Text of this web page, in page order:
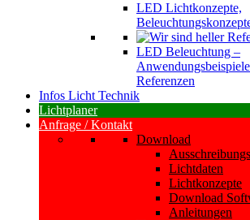
LED Lichtkonzepte,
LED Beleuchtung –
Referenzen
Infos Licht Technik
Lichtplaner
Anfrage / Kontakt
Download
Lichtdaten
Lichtkonzepte
Download
Anleitungen